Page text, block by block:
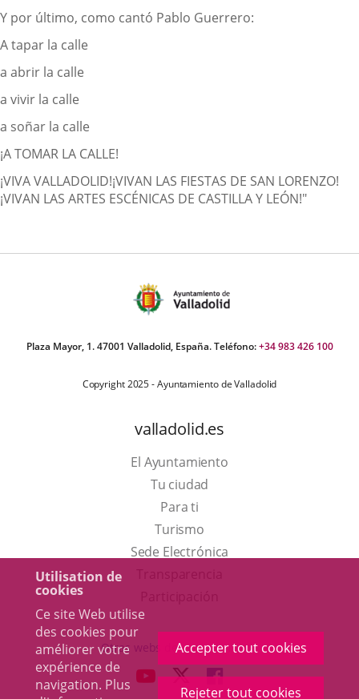
Utilisation de
cookies
Ce site Web utilise
des cookies pour
améliorer votre
expérience de
navigation. Plus
Accepter tout cookies
Rejeter tout cookies
Y por último, como cantó Pablo Guerrero:
A tapar la calle
a abrir la calle
a vivir la calle
a soñar la calle
¡A TOMAR LA CALLE!
¡VIVA VALLADOLID!¡VIVAN LAS FIESTAS DE SAN LORENZO!
¡VIVAN LAS ARTES ESCÉNICAS DE CASTILLA Y LEÓN!"
Plaza Mayor, 1. 47001 Valladolid, España. Teléfono:+34 983 426 100
Copyright 2025 - Ayuntamiento de Valladolid
valladolid.es
El Ayuntamiento
Tu ciudad
Para ti
TurismoEste
enlace
una
ventana
nueva.
Sede Electrónica
externa.
Otras webs del ayuntamiento
ENLACEENLACE
A
ENLACE
A